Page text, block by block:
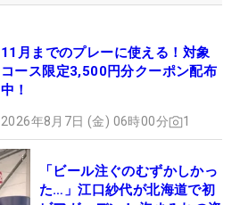
11月までのプレーに使える！対象
コース限定3,500円分クーポン配布
中！
2026年8月7日 (金) 06時00分 1
「ビール注ぐのむずかしかっ
た…」江口紗代が北海道で初